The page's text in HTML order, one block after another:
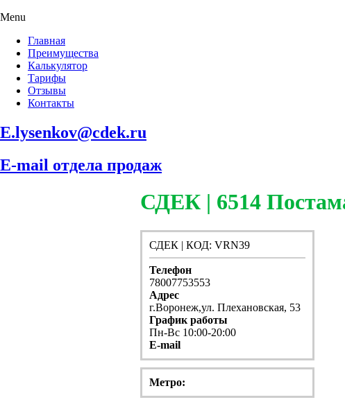
Menu
Главная
Преимущества
Калькулятор
Тарифы
Отзывы
Контакты
E.lysenkov@cdek.ru
E-mail отдела продаж
СДЕК | 6514
СДЕК | КОД: VRN39
Телефон
78007753553
Адрес
г.Воронеж,ул. Плехановская, 53
График работы
Пн-Вс 10:00-20:00
E-mail
Метро: